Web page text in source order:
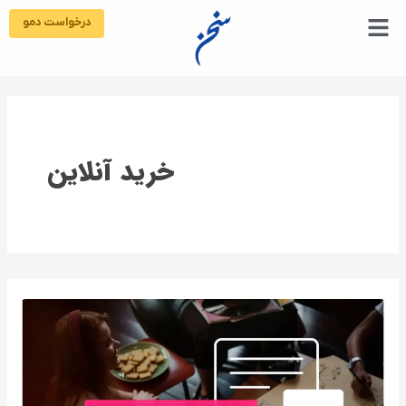
درخواست دمو
خرید آنلاین